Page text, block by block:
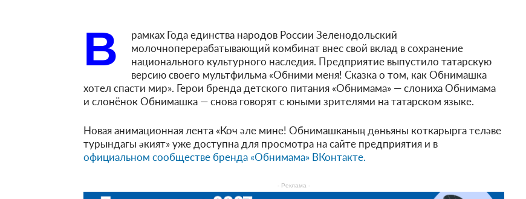
В
рамках Года единства народов России Зеленодольский
молочноперерабатывающий комбинат внес свой вклад в сохранение
национального культурного наследия. Предприятие выпустило татарскую
версию своего мультфильма «Обними меня! Сказка о том, как Обнимашка
хотел спасти мир». Герои бренда детского питания «Обнимама» — слониха Обнимама
и слонёнок Обнимашка — снова говорят с юными зрителями на татарском языке.
Новая анимационная лента «Коч әле мине! Обнимашканың дөньяны коткарырга теләве
турындагы әкият» уже доступна для просмотра на сайте предприятия и в
официальном сообществе бренда «Обнимама» ВКонтакте.
- Реклама -